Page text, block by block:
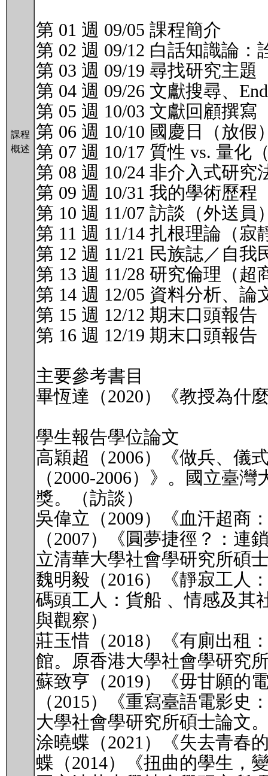
課程
概述
第 01 週 09/05 課程簡介
第 02 週 09/12 白話知識論：
第 03 週 09/19 尋找研究主題
第 04 週 09/26 文獻搜尋、
第 05 週 10/03 文獻回顧撰
第 06 週 10/10 國慶日（放假
第 07 週 10/17 質性 vs. 量化
第 08 週 10/24 非介入式研
第 09 週 10/31 我的學術歷程
第 10 週 11/07 訪談（外送員
第 11 週 11/14 扎根理論（寂
第 12 週 11/21 民族誌／自
第 13 週 11/28 研究倫理（超
第 14 週 12/05 資料分析、論
第 15 週 12/12 期末口頭報告
第 16 週 12/19 期末口頭報告
主要參考書目
畢恆達（2020）《教授為什
學生報告學位論文
高穎超（2006）《做兵、儀
（2000-2006）》。國立臺
獎。（訪談）
吳偉立（2009）《血汗超商
（2007）《圓夢捷徑？：
立清華大學社會學研究所碩
魏明毅（2016）《靜寂工人
碼頭工人：貨船 、情感及其
與觀察）
莊玉惜（2018）《有廁出租
館。原香港大學社會學研究
蘇致亨（2019）《毋甘願的
（2015）《重寫臺語電影
大學社會學研究所碩士論文
涂曉蝶（2021）《失去青春
蝶（2014）《扭曲的學生，